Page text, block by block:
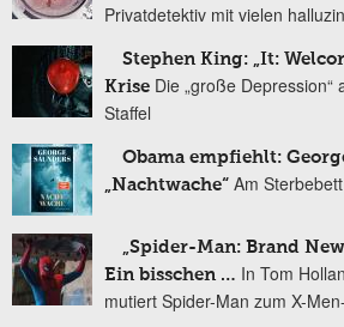
Privatdetektiv mit vielen
Stephen King: „It:
Krise Die „große
Staffel
Obama empfiehlt:
„Nachtwache“ Am
„Spider-Man: Brand
Ein bisschen … In Tom
mutiert Spider-Man zum X-